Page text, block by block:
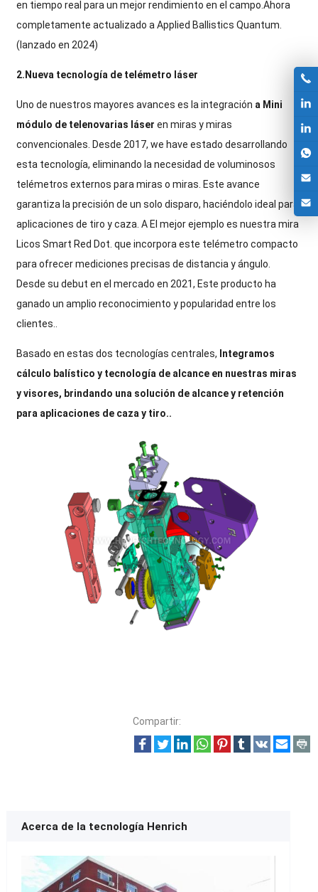
en tiempo real para un mejor rendimiento en el campo.Ahora
completamente actualizado a Applied Ballistics Quantum.
(lanzado en 2024)
2.Nueva tecnología de telémetro láser
Uno de nuestros mayores avances es la integración a Mini
módulo de telenovarias láseren miras y miras
convencionales. Desde 2017,we have estado desarrollando
esta tecnología, eliminando la necesidad de voluminosos
telémetros externos para miras o miras. Este avance
garantiza la precisión de un solo disparo, haciéndolo ideal para
aplicaciones de tiro y caza. A El mejor ejemplo es nuestra mira
Licos Smart Red Dot. que incorpora este telémetro compacto
para ofrecer mediciones precisas de distancia y ángulo.
Desde su debut en el mercado en 2021, Este producto ha
ganado un amplio reconocimiento y popularidad entre los
clientes..
Basado en estas dos tecnologías centrales, Integramos
cálculo balístico y tecnología de alcance en nuestras miras
y visores, brindando una solución de alcance y retención
para aplicaciones de caza y tiro..
Compartir:
Acerca de la tecnología Henrich